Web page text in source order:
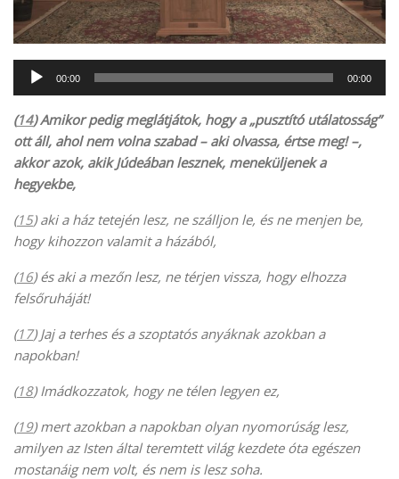
Audió
00:00 00:00
(14) Amikor pedig meglátjátok, hogy a „pusztító utálatosság”
ott áll, ahol nem volna szabad – aki olvassa, értse meg! –,
akkor azok, akik Júdeában lesznek, meneküljenek a
hegyekbe,
(15) aki a ház tetején lesz, ne szálljon le, és ne menjen be,
hogy kihozzon valamit a házából,
(16) és aki a mezőn lesz, ne térjen vissza, hogy elhozza
felsőruháját!
(17) Jaj a terhes és a szoptatós anyáknak azokban a
napokban!
(18) Imádkozzatok, hogy ne télen legyen ez,
(19) mert azokban a napokban olyan nyomorúság lesz,
amilyen az Isten által teremtett világ kezdete óta egészen
mostanáig nem volt, és nem is lesz soha.